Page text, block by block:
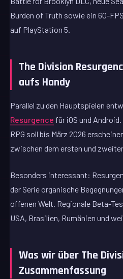
Burden of Truth sowie ein 60-
auf PlayStation 5.
The Division
aufs Handy
Parallel zu den Hauptspielen
Resurgence für iOS und
RPG soll bis März 2026
zwischen dem ersten und
Besonders interessant:
der Serie organische
offenen Welt. Regionale Beta-
USA, Brasilien, Rumänien und
Was wir über The
Zusammenfassung